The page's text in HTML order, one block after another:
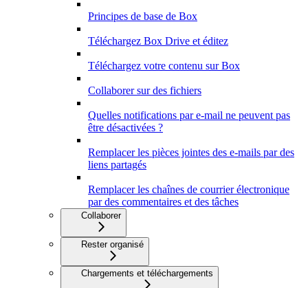
Principes de base de Box
Téléchargez Box Drive et éditez
Téléchargez votre contenu sur Box
Collaborer sur des fichiers
Quelles notifications par e-mail ne peuvent pas
être désactivées ?
Remplacer les pièces jointes des e-mails par des
liens partagés
Remplacer les chaînes de courrier électronique
par des commentaires et des tâches
Collaborer
Rester organisé
Chargements et téléchargements